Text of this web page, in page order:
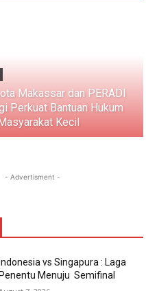
Makassar dan PERADI
Perkuat Bantuan Hukum
Kecil
- Advertisment -
Indonesia vs Singapura : Laga
Penentu Menuju Semifinal